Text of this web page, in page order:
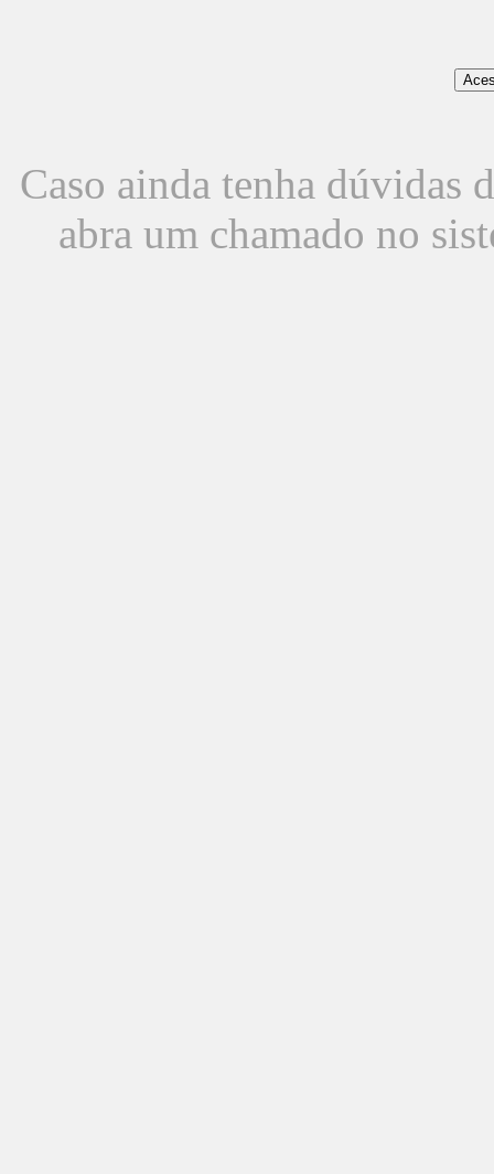
Caso ainda tenha dúvidas
abra um chamado no